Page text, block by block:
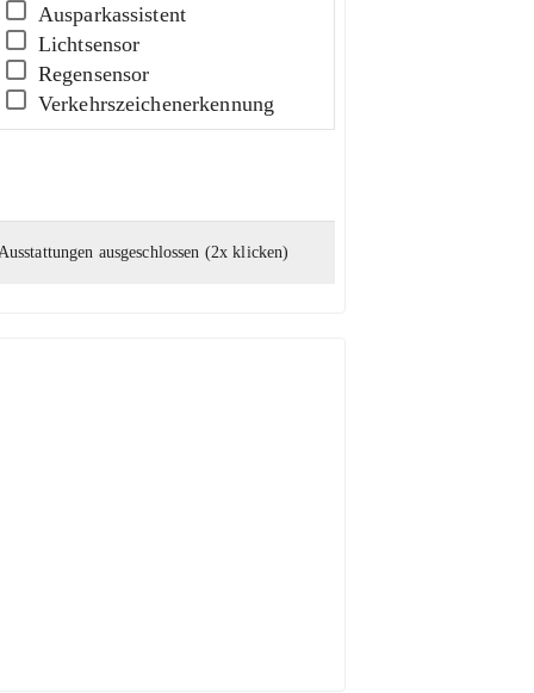
Ausparkassistent
Lichtsensor
Regensensor
Verkehrszeichenerkennung
ausgeschlossen (2x klicken)